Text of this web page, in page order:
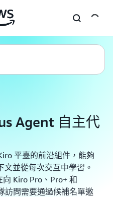
Agent 自主代
平臺的前沿組件，能夠
並從每次交互中學習。
Kiro Pro、Pro+ 和
訪問需要通過候補名單邀